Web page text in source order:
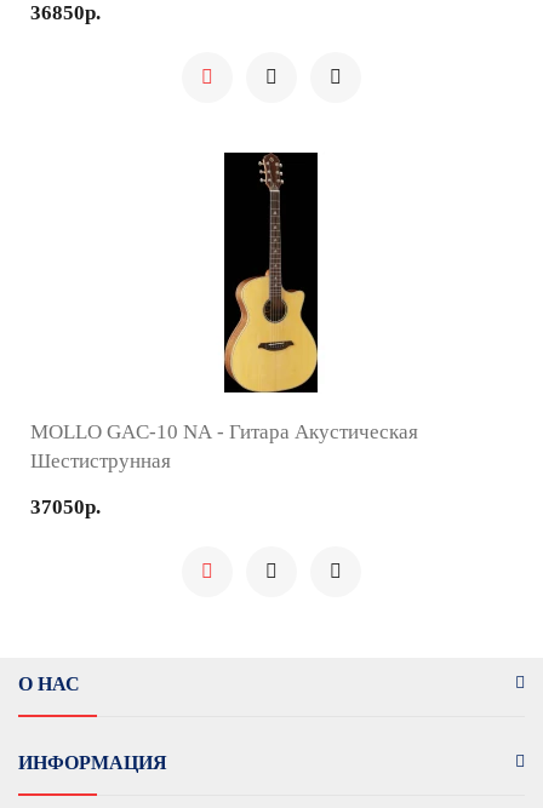
36850р.
MOLLO GAC-10 NA - Гитара Акустическая
Шестиструнная
37050р.
О НАС
ИНФОРМАЦИЯ